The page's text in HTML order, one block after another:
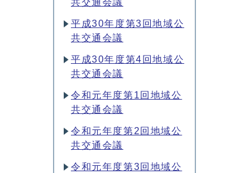
共交通会議
平成30年度第3回地域公
共交通会議
平成30年度第4回地域公
共交通会議
令和元年度第1回地域公
共交通会議
令和元年度第2回地域公
共交通会議
令和元年度第3回地域公